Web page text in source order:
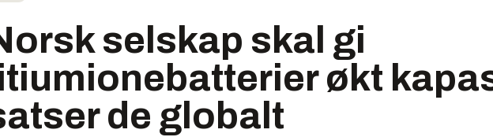
selskap skal gi
økt
de globalt